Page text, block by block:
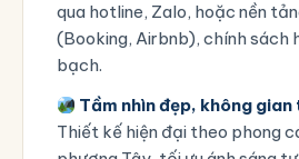
qua hotline, Zalo, hoặc nền
(Booking, Airbnb), chính sách
bạch.
Tầm nhìn đẹp, không
Thiết kế hiện đại theo phong